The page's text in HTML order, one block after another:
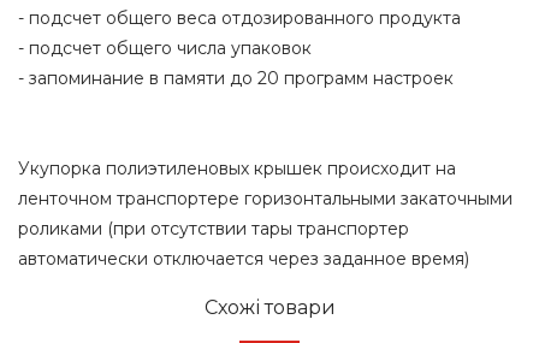
- подсчет общего веса отдозированного продукта
- подсчет общего числа упаковок
- запоминание в памяти до 20 программ настроек
Укупорка полиэтиленовых крышек происходит на
ленточном транспортере горизонтальными закаточными
роликами (при отсутствии тары транспортер
автоматически отключается через заданное время)
Схожі товари